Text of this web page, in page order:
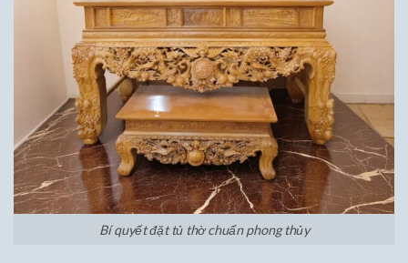
Bí quyết đặt tủ thờ chuẩn phong thủy